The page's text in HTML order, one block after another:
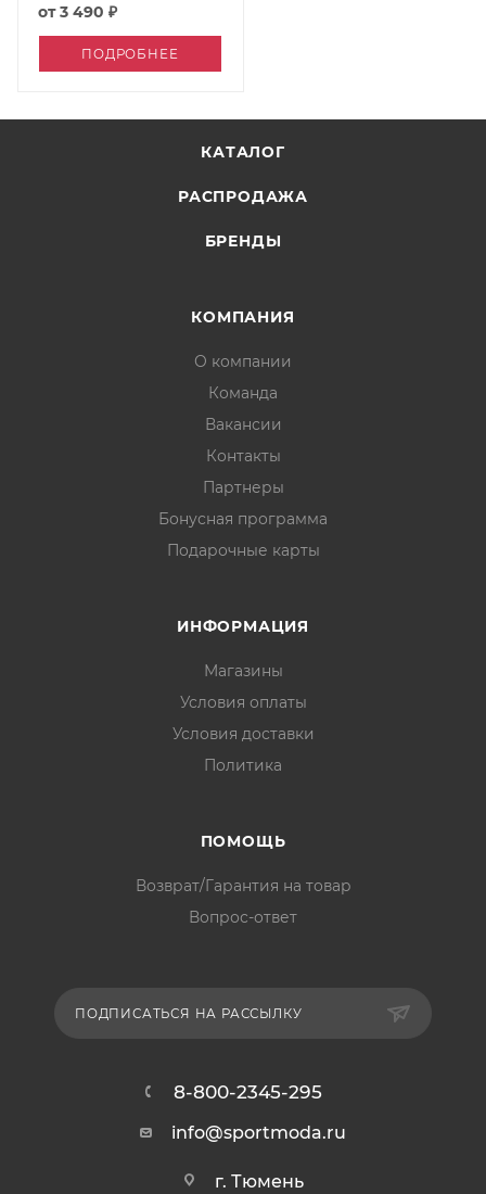
от3 490 ₽
ПОДРОБНЕЕ
КАТАЛОГ
РАСПРОДАЖА
БРЕНДЫ
КОМПАНИЯ
О компании
Команда
Вакансии
Контакты
Партнеры
Бонусная программа
Подарочные карты
ИНФОРМАЦИЯ
Магазины
Условия оплаты
Условия доставки
Политика
ПОМОЩЬ
Возврат/Гарантия на товар
Вопрос-ответ
ПОДПИСАТЬСЯ НА РАССЫЛКУ
8-800-2345-295
info@sportmoda.ru
г. Тюмень